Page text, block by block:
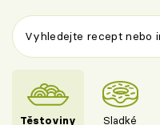
Těstoviny Sladké